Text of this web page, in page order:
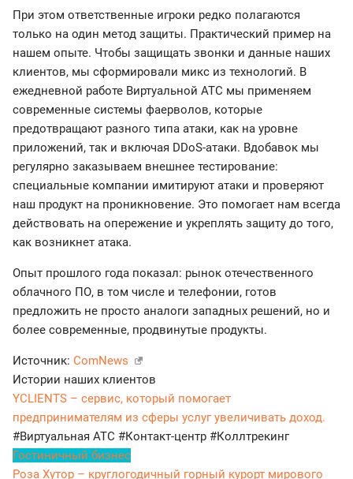
При этом ответственные игроки редко полагаются
только на один метод защиты. Практический пример на
нашем опыте. Чтобы защищать звонки и данные наших
клиентов, мы сформировали микс из технологий. В
ежедневной работе Виртуальной АТС мы применяем
современные системы фаерволов, которые
предотвращают разного типа атаки, как на уровне
приложений, так и включая DDoS-атаки. Вдобавок мы
регулярно заказываем внешнее тестирование:
специальные компании имитируют атаки и проверяют
наш продукт на проникновение. Это помогает нам всегда
действовать на опережение и укреплять защиту до того,
как возникнет атака.
Опыт прошлого года показал: рынок отечественного
облачного ПО, в том числе и телефонии, готов
предложить не просто аналоги западных решений, но и
более современные, продвинутые продукты.
Источник: ComNews
Истории наших клиентов
YCLIENTS – сервис, который помогает
предпринимателям из сферы услуг увеличивать доход.
#Виртуальная АТС #Контакт-центр #Коллтрекинг
Гостиничный бизнес
Роза Хутор – круглогодичный горный курорт мирового